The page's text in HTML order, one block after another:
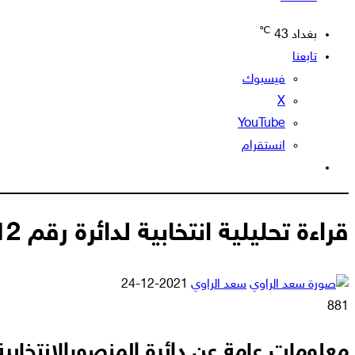
بغداد 43
℃
تابعنا
فيسبوك
‫X
‫YouTube
انستقرام
المظلم
قراءة تحليلية انتخابية لدائرة رقم 12 المنصور في محافظة بغداد/ الكرخ
سعد الراوي أرسل
2021-12-24
881